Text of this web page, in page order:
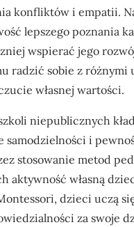
konfliktów i empatii.
lepszego poznania
wspierać jego
radzić sobie z różnymi
własnej wartości.
niepublicznych
samodzielności i
stosowanie metod
aktywność własną
dzieci uczą
za swoje